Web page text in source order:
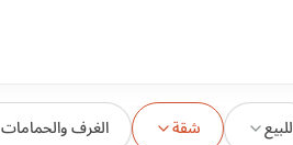
للبيع شقة الغرف والحمامات